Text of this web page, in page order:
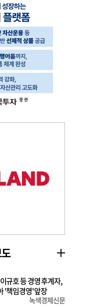
규호 등 경영 후계자,
'책임경영' 앞장
녹색경제신문